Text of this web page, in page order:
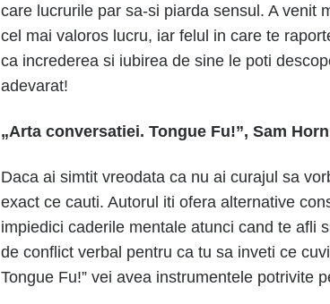
care lucrurile par sa-si piarda sensul. A venit
cel maivaloros lucru, iar felul in care te
ca increderea si iubirea de sine le poti
adevarat!
„Arta conversatiei. Tongue Fu!”, Sam Horn
Daca ai simtit vreodata ca nu ai curajul sa
exact ce cauti. Autorul iti ofera alternative
impiedici caderile mentale atunci cand te afli
de conflict verbal pentru ca tu sa inveti ce
Tongue Fu!” vei avea instrumentele potrivite